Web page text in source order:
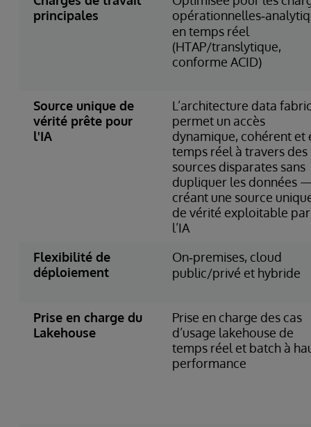
principales
en temps réel
(HTAP/translytique,
conforme ACID)
Source unique de
vérité prête pour
l'IA
L’architecture data
permet un accès
dynamique, cohérent et
temps réel à travers des
sources disparates sans
dupliquer les données
créant une source
de vérité exploitable par
l’IA
Flexibilité de
déploiement
On‑premises, cloud
public/privé et hybride
Prise en charge du
Lakehouse
Prise en charge des cas
d’usage lakehouse de
temps réel et batch à
performance